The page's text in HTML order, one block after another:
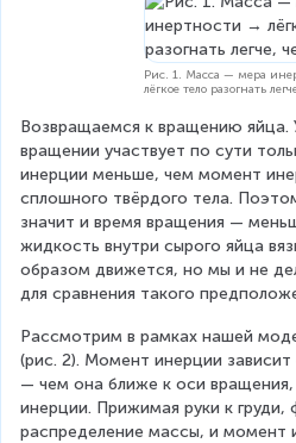
Рис. 1. Масса — мера
лёгкое тело разогнать
Возвращаемся к вращению яйца.
вращении участвует по сути
инерции меньше, чем момент
сплошного твёрдого тела.
значит и время вращения —
жидкость внутри сырого яйца
образом движется, но мы и не
для сравнения такого
Рассмотрим в рамках нашей
(рис. 2). Момент инерции
— чем она ближе к оси
инерции. Прижимая руки к груди,
распределение массы, и момент